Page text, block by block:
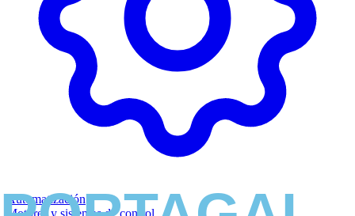
Automatización
Motores y sistemas de control